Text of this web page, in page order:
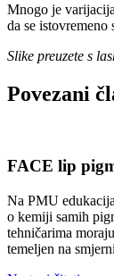
Mnogo je
da se istovremeno
Slike preuzete s
Povezani
FACE lip
Na PMU
o kemiji samih
tehničarima
temeljen na